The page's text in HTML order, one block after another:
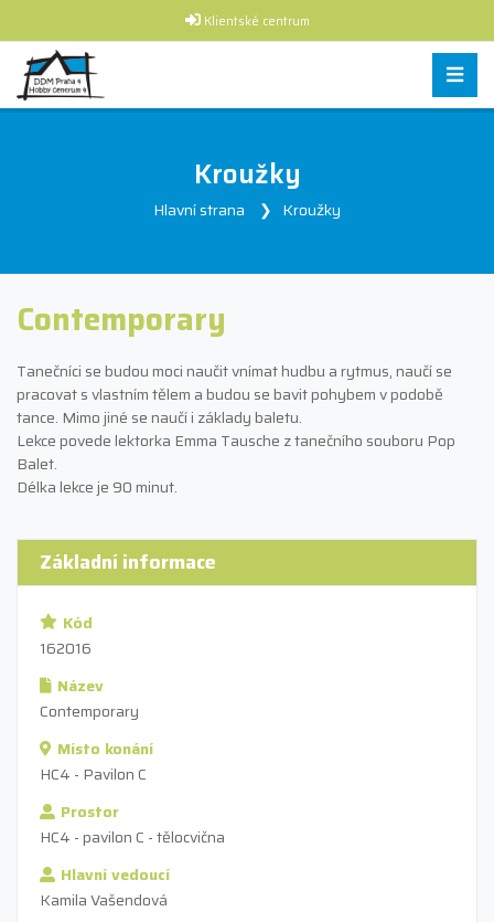
Klientské centrum
Kroužky
Hlavní strana Kroužky
Contemporary
Tanečníci se budou moci naučit vnímat hudbu a rytmus, naučí se
pracovat s vlastním tělem a budou se bavit pohybem v podobě
tance. Mimo jiné se naučí i základy baletu.
Lekce povede lektorka Emma Tausche z tanečního souboru Pop
Balet.
Délka lekce je 90 minut.
Základní informace
Kód
162016
Název
Contemporary
Místo konání
HC4 - Pavilon C
Prostor
HC4 - pavilon C - tělocvična
Hlavní vedoucí
Kamila Vašendová